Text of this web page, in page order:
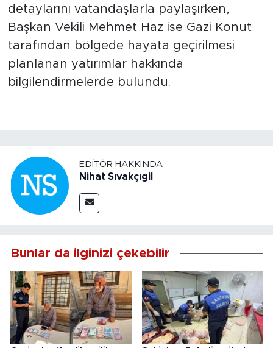
detaylarını vatandaşlarla paylaşırken,
Başkan Vekili Mehmet Haz ise Gazi Konut
tarafından bölgede hayata geçirilmesi
planlanan yatırımlar hakkında
bilgilendirmelerde bulundu.
EDITÖR HAKKINDA
Nihat Sıvakçıgil
Bunlar da ilginizi çekebilir